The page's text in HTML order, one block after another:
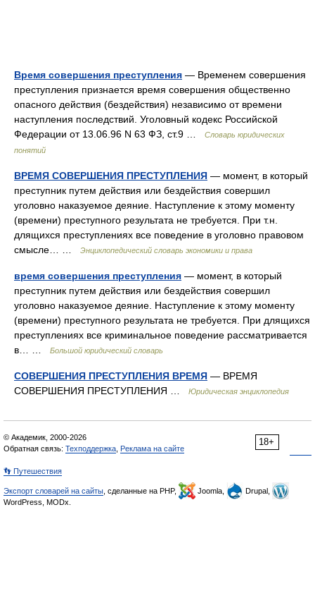
Время совершения преступления — Временем совершения
преступления признается время совершения общественно
опасного действия (бездействия) независимо от времени
наступления последствий. Уголовный кодекс Российской
Федерации от 13.06.96 N 63 ФЗ, ст.9 …
Словарь юридических
понятий
ВРЕМЯ СОВЕРШЕНИЯ ПРЕСТУПЛЕНИЯ — момент, в который
преступник путем действия или бездействия совершил
уголовно наказуемое деяние. Наступление к этому моменту
(времени) преступного результата не требуется. При т.н.
длящихся преступлениях все поведение в уголовно правовом
смысле… …
Энциклопедический словарь экономики и права
время совершения преступления — момент, в который
преступник путем действия или бездействия совершил
уголовно наказуемое деяние. Наступление к этому моменту
(времени) преступного результата не требуется. При длящихся
преступлениях все криминальное поведение рассматривается
в… …
Большой юридический словарь
СОВЕРШЕНИЯ ПРЕСТУПЛЕНИЯ ВРЕМЯ — ВРЕМЯ
СОВЕРШЕНИЯ ПРЕСТУПЛЕНИЯ …
Юридическая энциклопедия
18+
© Академик, 2000-2026
Обратная связь: Техподдержка Реклама на сайте
👣 Путешествия
Экспорт словарей на сайты , сделанные на PHP, Joomla,
Drupal,
WordPress, MODx.